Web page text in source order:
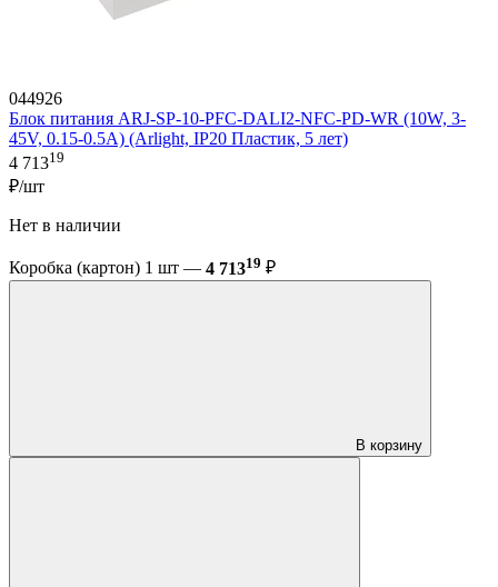
044926
Блок питания ARJ-SP-10-PFC-DALI2-NFC-PD-WR (10W, 3-
45V, 0.15-0.5A) (Arlight, IP20 Пластик, 5 лет)
4 71319
₽/шт
Нет в наличии
Коробка (картон) 1 шт — 4 71319 ₽
В корзину